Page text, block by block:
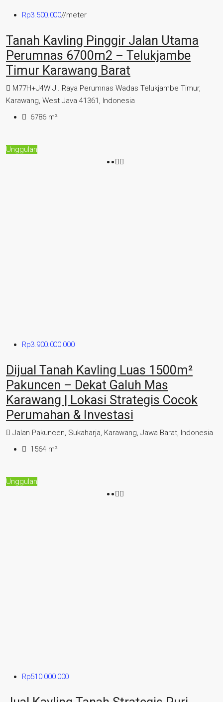
Rp3.500.000//meter
Tanah Kavling Pinggir Jalan Utama
Perumnas 6700m2 – Telukjambe
Timur Karawang Barat
M77H+J4W Jl. Raya Perumnas Wadas Telukjambe Timur,
Karawang, West Java 41361, Indonesia
6786 m²
Unggulan
Rp3.900.000.000
Dijual Tanah Kavling Luas 1500m²
Pakuncen – Dekat Galuh Mas
Karawang | Lokasi Strategis Cocok
Perumahan & Investasi
Jalan Pakuncen, Sukaharja, Karawang, Jawa Barat, Indonesia
1564 m²
Unggulan
Rp510.000.000